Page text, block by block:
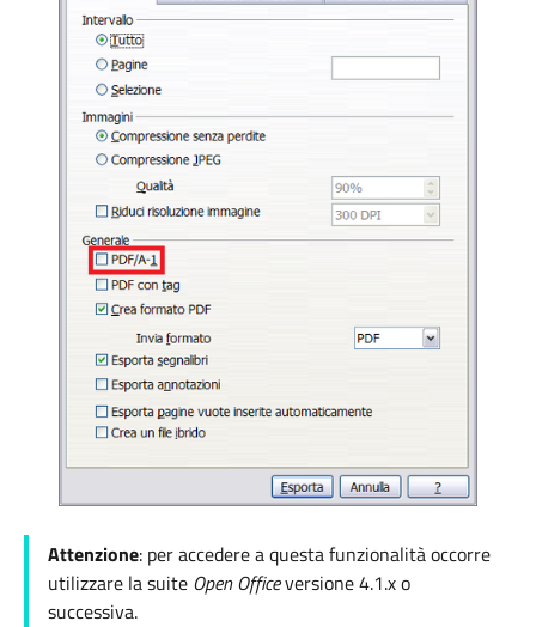
Attenzione: per accedere a questa funzionalità occorre
utilizzare la suite Open Officeversione4.1.x o
successiva.